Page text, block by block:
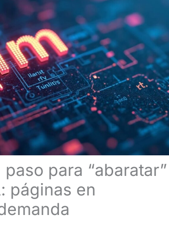
para “abaratar”
páginas en